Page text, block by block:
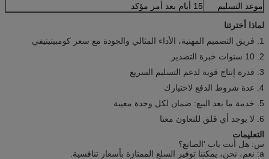
موعد التسليم
15 أيام بعد أمر مؤكد
لماذا أخترتنا
1. فريق التصميم المهنية، الأداء المثالي والجودة مع سعر كومبيتيتيفي
2. 10 سنوات خبرة التصدير
3. قدرة إنتاج قوية لدعم التسليم السريع
4. عدة شروط الدفع لاختيارك
5. خدمة ما بعد البيع: ضمان لكل وحدة معيبة
6. لا يوجد أي قلق للتعاون معنا
التعليمات
س: هل أنت باب 'الصانع؟
a: نعم، نحن، يمكننا توفير السلع الممتازة بأسعار تنافسية.